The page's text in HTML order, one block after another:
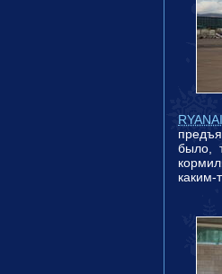
было,
каким-